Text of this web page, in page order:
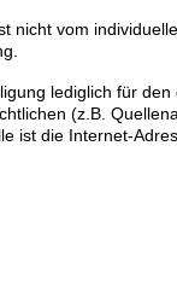
nicht vom
lediglich für
(z.B.
ist die Internet-